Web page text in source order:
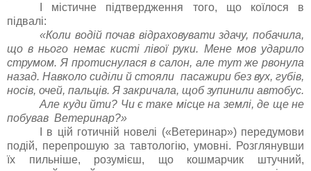
І містичне підтвердження того, що коїлося в
підвалі:
«Коли водій почав відраховувати здачу, побачила,
що в нього немає кисті лівої руки. Мене мов ударило
струмом. Я протиснулася в салон, але тут же рвонула
назад. Навколо сиділи й стояли пасажири без вух, губів,
носів, очей, пальців. Я закричала, щоб зупинили автобус.
Але куди йти? Чи є таке місце на землі, де ще не
побував Ветеринар?»
І в цій готичній новелі («Ветеринар») передумови
подій, перепрошую за тавтологію, умовні. Розглянувши
їх пильніше, розумієш, що кошмарчик штучний,